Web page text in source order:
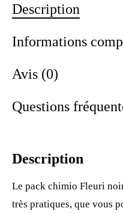
Description
Informations
Avis (0)
Questions
Description
Le pack chimio Fleuri
très pratiques, que vous